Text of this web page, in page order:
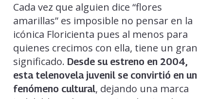
Cada vez que alguien dice “flores
amarillas” es imposible no pensar en la
icónica Floricienta pues al menos para
quienes crecimos con ella, tiene un gran
significado. Desde su estreno en 2004,
esta telenovela juvenil se convirtió en un
fenómeno cultural, dejando una marca